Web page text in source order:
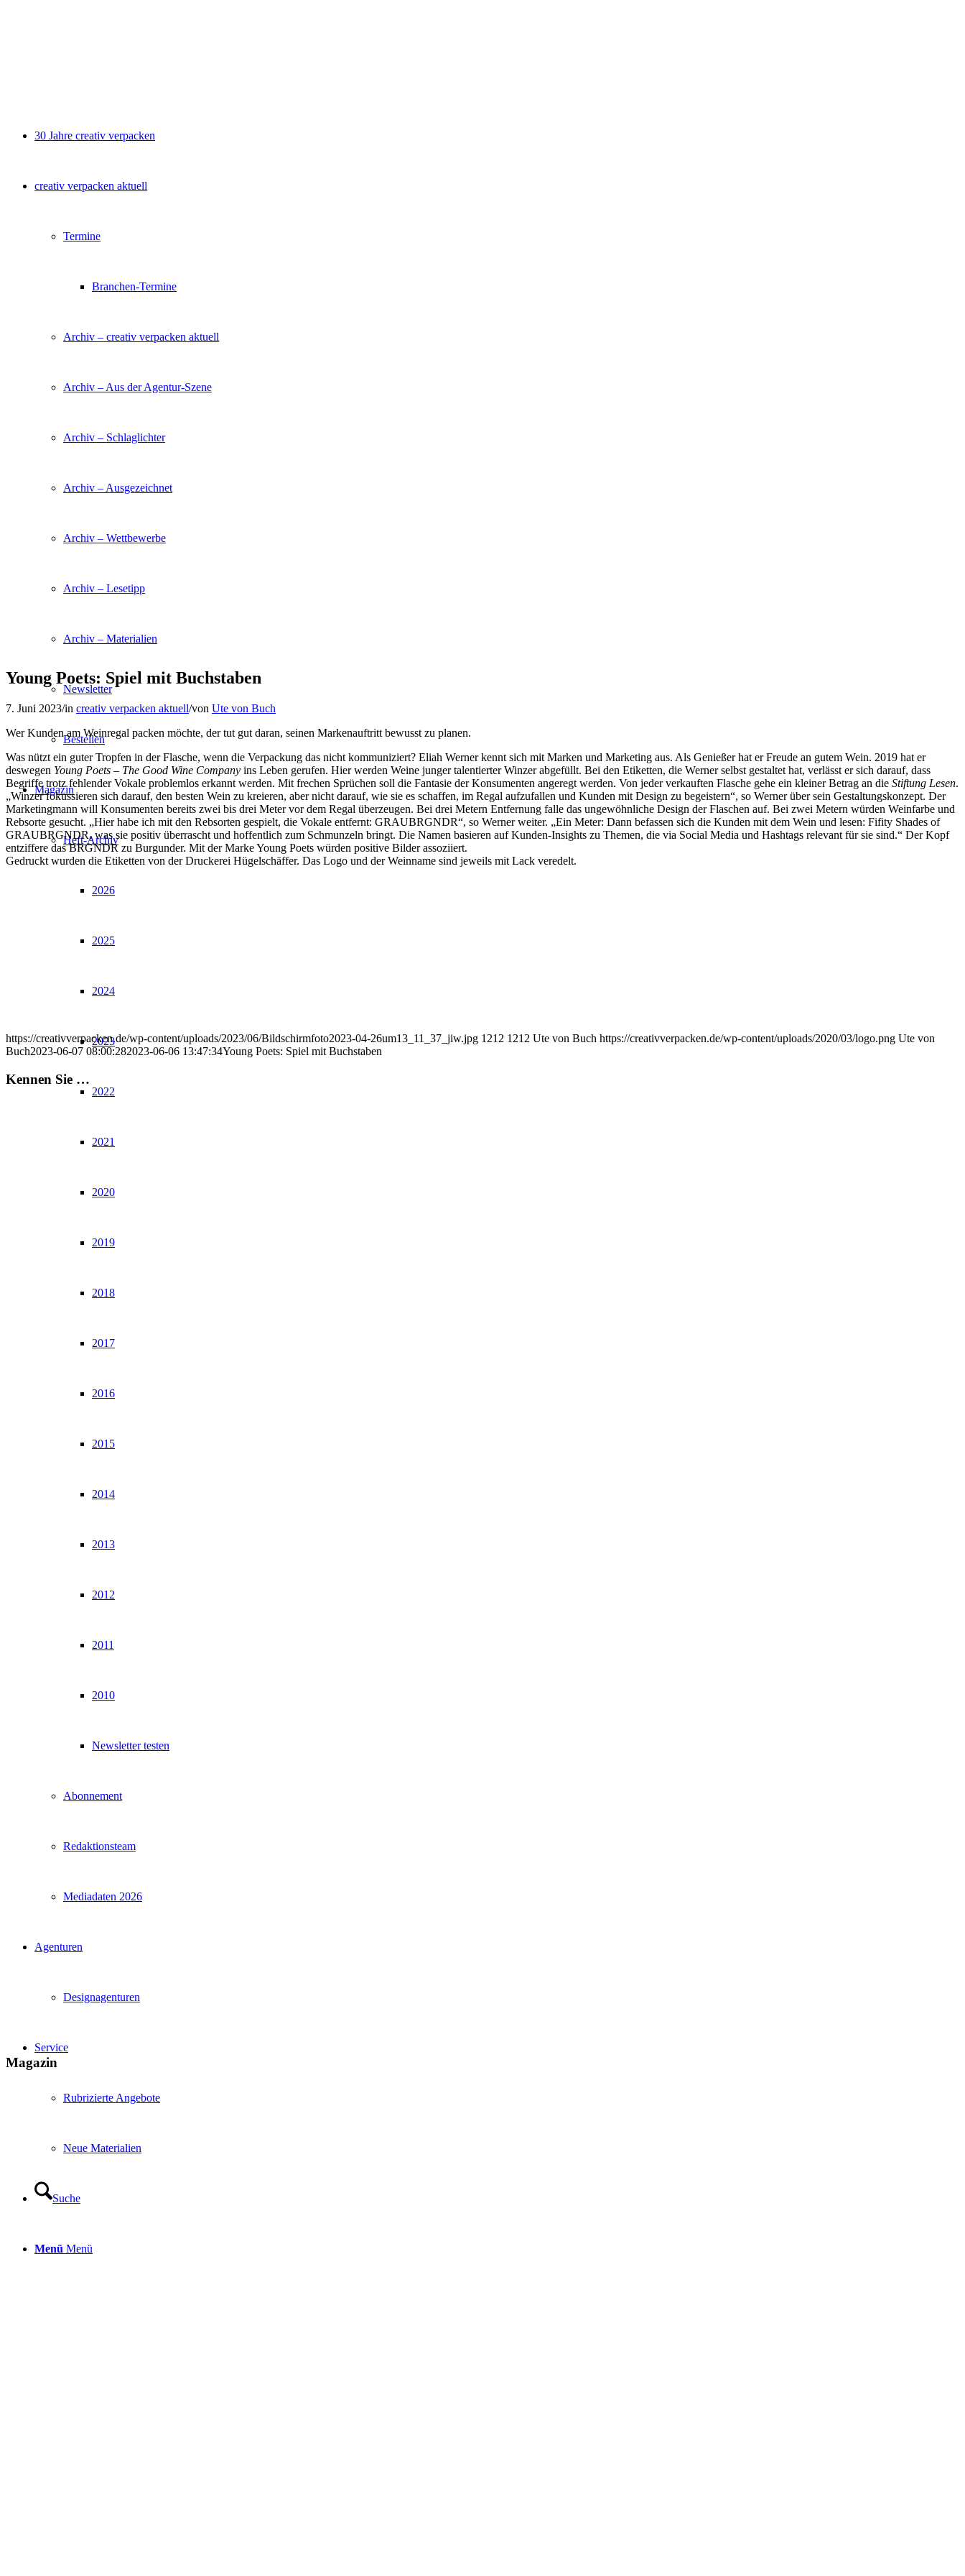
30 Jahre creativ verpacken
creativ verpacken aktuell
Termine
Branchen-Termine
Archiv – creativ verpacken aktuell
Archiv – Aus der Agentur-Szene
Archiv – Schlaglichter
Archiv – Ausgezeichnet
Archiv – Wettbewerbe
Archiv – Lesetipp
Archiv – Materialien
Newsletter
Bestellen
Magazin
Heft-Archiv
2026
2025
2024
2023
2022
2021
2020
2019
2018
2017
2016
2015
2014
2013
2012
2011
2010
Newsletter testen
Abonnement
Redaktionsteam
Mediadaten 2026
Agenturen
Designagenturen
Service
Rubrizierte Angebote
Neue Materialien
Suche
Menü Menü
Young Poets: Spiel mit Buchstaben
7. Juni 2023/in creativ verpacken aktuell/von Ute von Buch
Wer Kunden am Weinregal packen möchte, der tut gut daran, seinen Markenauftritt bewusst zu planen.
Was nützt ein guter Tropfen in der Flasche, wenn die Verpackung das nicht kommuniziert? Eliah Werner kennt sich mit Marken und Marketing aus. Als Genießer hat er Freude an gutem Wein. 2019 hat er
deswegen Young Poets – The Good Wine Company ins Leben gerufen. Hier werden Weine junger talentierter Winzer abgefüllt. Bei den Etiketten, die Werner selbst gestaltet hat, verlässt er sich darauf, dass
Begriffe trotz fehlender Vokale problemlos erkannt werden. Mit frechen Sprüchen soll die Fantasie der Konsumenten angeregt werden. Von jeder verkauften Flasche gehe ein kleiner Betrag an die Stiftung Lesen.
„Winzer fokussieren sich darauf, den besten Wein zu kreieren, aber nicht darauf, wie sie es schaffen, im Regal aufzufallen und Kunden mit Design zu begeistern“, so Werner über sein Gestaltungskonzept. Der
Marketingmann will Konsumenten bereits zwei bis drei Meter vor dem Regal überzeugen. Bei drei Metern Entfernung falle das ungewöhnliche Design der Flaschen auf. Bei zwei Metern würden Weinfarbe und
Rebsorte gesucht. „Hier habe ich mit den Rebsorten gespielt, die Vokale entfernt: GRAUBRGNDR“, so Werner weiter. „Ein Meter: Dann befassen sich die Kunden mit dem Wein und lesen: Fifity Shades of
GRAUBRGNDR, was sie positiv überrascht und hoffentlich zum Schmunzeln bringt. Die Namen basieren auf Kunden-Insights zu Themen, die via Social Media und Hashtags relevant für sie sind.“ Der Kopf
entziffere das BRGNDR zu Burgunder. Mit der Marke Young Poets würden positive Bilder assoziiert.
Gedruckt wurden die Etiketten von der Druckerei Hügelschäffer. Das Logo und der Weinname sind jeweils mit Lack veredelt.
https://creativverpacken.de/wp-content/uploads/2023/06/Bildschirmfoto2023-04-26um13_11_37_jiw.jpg 1212 1212 Ute von Buch https://creativverpacken.de/wp-content/uploads/2020/03/logo.png Ute von
Buch2023-06-07 08:00:282023-06-06 13:47:34Young Poets: Spiel mit Buchstaben
Kennen Sie …
Magazin